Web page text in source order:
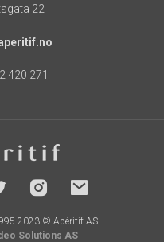
22
420 271
2023 © Apéritif AS
Solutions AS